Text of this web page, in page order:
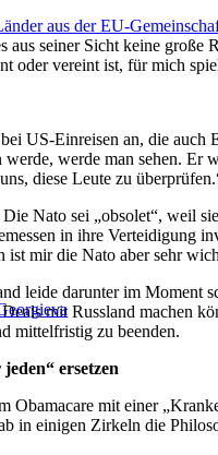
aus der EU-
seiner Sicht keine
oder vereint ist, für mich
US-Einreisen an, die
werde man sehen.
diese Leute zu
Nato sei „obsolet“, weil
in ihre Verteidigung
ist mir die Nato aber sehr
leide darunter im
mit Russland machen
mittelfristig zu beenden.
ersetzen
mit einer
in einigen Zirkeln die